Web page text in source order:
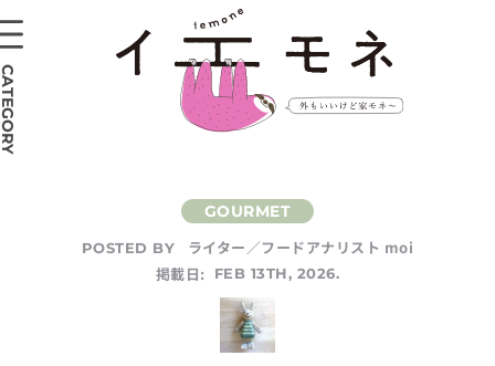
POSTED BY
ライター／フードアナリスト moi
掲載日:
FEB 13TH, 2026.